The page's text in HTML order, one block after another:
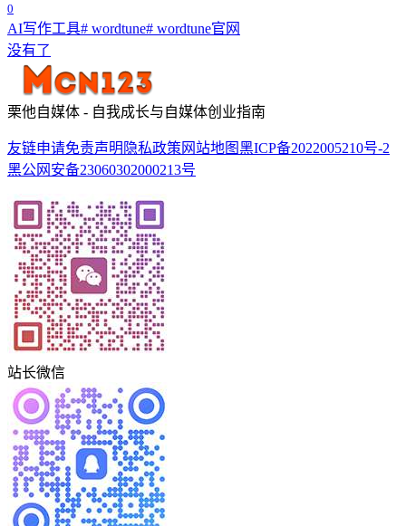
0
AI写作工具# wordtune# wordtune官网
没有了
栗他自媒体 - 自我成长与自媒体创业指南
友链申请免责声明 隐私政策 网站地图黑ICP备2022005210号-2
黑公网安备23060302000213号
站长微信